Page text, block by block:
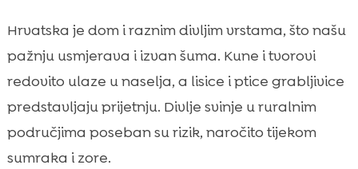
Hrvatska je dom i raznim divljim vrstama, što našu
pažnju usmjerava i izvan šuma. Kune i tvorovi
redovito ulaze u naselja, a lisice i ptice grabljivice
predstavljaju prijetnju. Divlje svinje u ruralnim
područjima poseban su rizik, naročito tijekom
sumraka i zore.